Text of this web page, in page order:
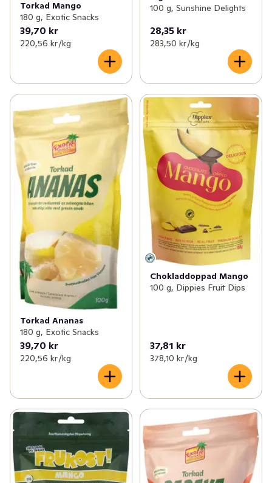
Torkad Mango
180 g, Exotic Snacks
39,70 kr
220,56 kr /kg
100 g, Sunshine Delights
28,35 kr
283,50 kr /kg
Torkad Ananas
180 g, Exotic Snacks
39,70 kr
220,56 kr /kg
Chokladdoppad Mango
100 g, Dippies Fruit Dips
37,81 kr
378,10 kr /kg